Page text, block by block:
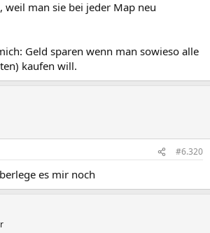
weil man sie bei jeder Map neu
Geld sparen wenn man sowieso alle
kaufen will.
#6.320
es mir noch